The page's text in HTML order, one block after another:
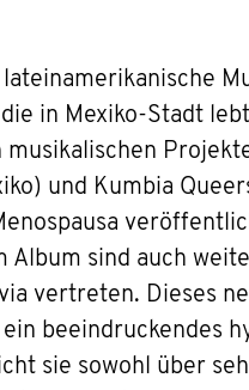
in Mexiko-Stadt
und Kumbia
Album sind auch
vertreten. Dieses
beeindruckendes
sie sowohl über